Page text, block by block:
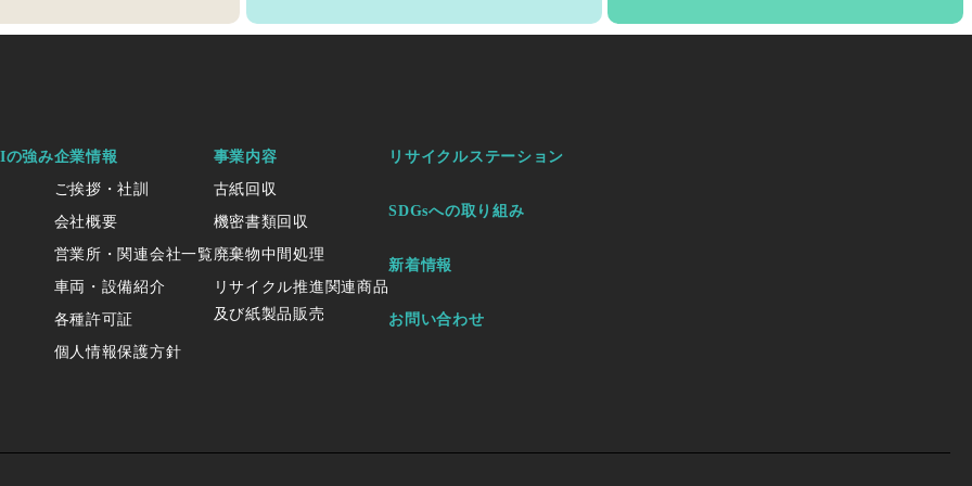
強み企業情報
ご挨拶・社訓
会社概要
営業所・関連会社一覧
車両・設備紹介
各種許可証
個人情報保護方針
事業内容
古紙回収
機密書類回収
廃棄物中間処理
リサイクル推進関連商品
及び紙製品販売
リサイクルステーション
SDGsへの取り組み
新着情報
お問い合わせ